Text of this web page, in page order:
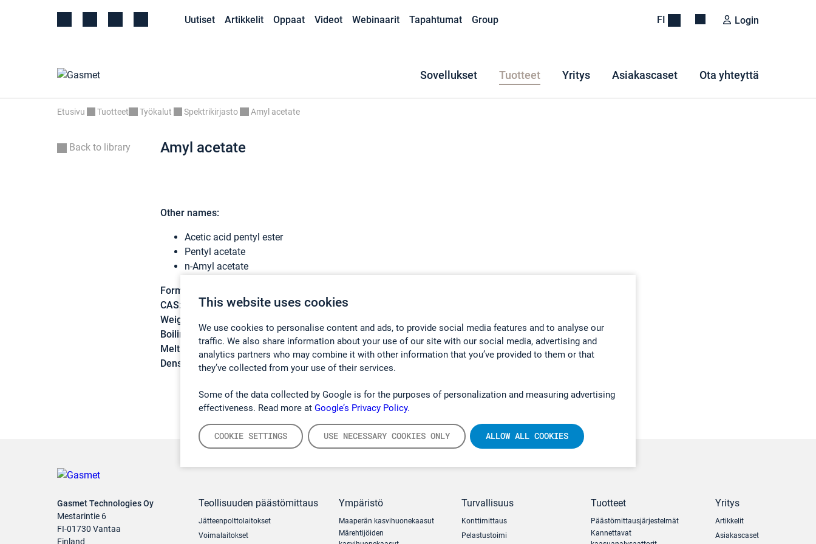
This website uses cookies
We use cookies to personalise content and ads, to provide social media features and to analyse our
traffic. We also share information about your use of our site with our social media, advertising and
analytics partners who may combine it with other information that you’ve provided to them or that
they’ve collected from your use of their services.
Some of the data collected by Google is for the purposes of personalization and measuring advertising
effectiveness. Read more at Google’s Privacy Policy.
COOKIE SETTINGS USE NECESSARY COOKIES ONLY ALLOW ALL COOKIES
Uutiset Artikkelit Oppaat Videot Webinaarit Tapahtumat Group FI Login
Sovellukset Tuotteet Yritys Asiakascaset Ota yhteyttä
Etusivu Tuotteet Työkalut Spektrikirjasto Amyl acetate
Back to library Amyl acetate
Other names:
Acetic acid pentyl ester
Pentyl acetate
n-Amyl acetate
Formula:
CAS:
628-63-7
Weight:
Boiling point:149,3 °C
Melting point: -70,8 °C
Density:
0,8752 g/cm3
Gasmet Technologies Oy
Mestarintie 6
FI-01730 Vantaa
Teollisuuden päästömittaus
Jätteenpolttolaitokset
Voimalaitokset
Ympäristö
Maaperän kasvihuonekaasut
Märehtijöiden
Turvallisuus
Konttimittaus
Pelastustoimi
Tuotteet
Päästömittausjärjestelmät
Kannettavat
Yritys
Artikkelit
Asiakascaset